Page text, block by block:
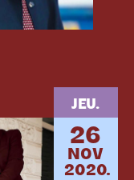
JEU.
26
NOV
2020.